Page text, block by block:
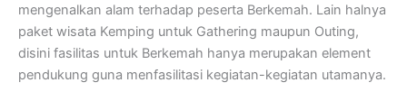
mengenalkan alam terhadap peserta Berkemah. Lain halnya
paket wisata Kemping untuk Gathering maupun Outing,
disini fasilitas untuk Berkemah hanya merupakan element
pendukung guna menfasilitasi kegiatan-kegiatan utamanya.